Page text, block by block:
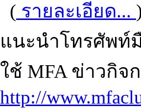
( รายละเอียด...
แนะนำโทรศัพท์
ใช้ MFA ข่าวกิจ
http://